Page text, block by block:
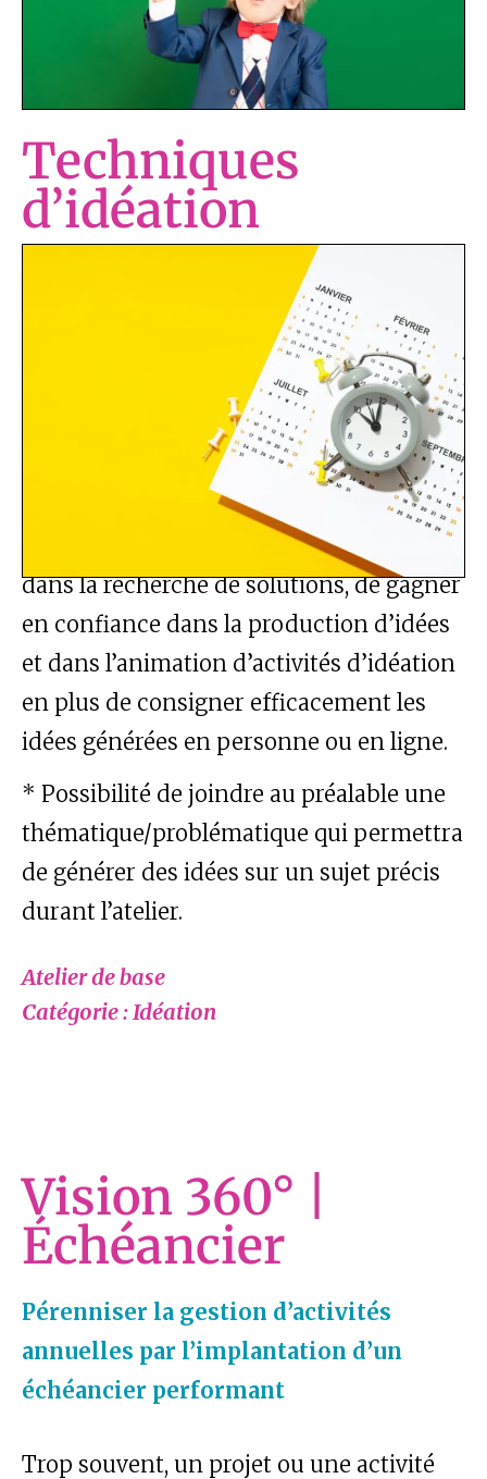
Techniques
d’idéation
Techniques d’idéation en solo et en
Atelier interactif permettant aux
participants d’explorer diverses
techniques pour générer des idées seul
ou en groupe, de comprendre le pouvoir
de la divergence et de la convergence
dans la recherche de solutions, de gagner
en confiance dans la production d’idées
et dans l’animation d’activités d’idéation
en plus de consigner efficacement les
idées générées en personne ou en ligne.
* Possibilité de joindre au préalable une
thématique/problématique qui permettra
de générer des idées sur un sujet précis
durant l’atelier.
Atelier de base
Catégorie : Idéation
Vision 360° |
Échéancier
Pérenniser la gestion d’activités
annuelles par l’implantation d’un
échéancier performant
Trop souvent, un projet ou une activité